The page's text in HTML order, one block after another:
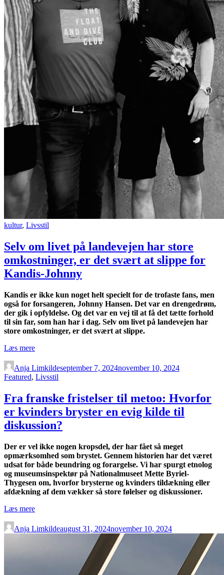
kultur, Livsstil
Selv om livet på landevejen har store
omkostninger, er det svært at slippe for
Kandis-Johnny
Kandis er ikke kun noget helt specielt for de trofaste fans, men
også for forsangeren, Johnny Hansen. Det var en drengedrøm,
der gik i opfyldelse. Og det var en vej til at få det tætte forhold
til sin far, som han har i dag. Selv om livet på landevejen har
store omkostninger, er det svært at slippe.
Læs mere“Selv
livet
på
landevejen
store
omkostninger,
er
det
at
slippe
for
Kandis-
Johnny”
Anja Limkildeseptember 7, 2024november 10, 2024
Featured, Livsstil
Fra franske fristelser til metoo: Hvorfor
er kvinders bryster en evig kilde til
diskussion?
Der er vel ikke nogen kropsdel, der har fået så meget
opmærksomhed som brystet. Gennem historien har det været
udsat for både beundring og forargelse. Vi har spurgt etnolog
og museumsinspektør på Nationalmuseet Mette Byriel-
Thygesen om, hvorfor brysterne og kvinders tildækning eller
afdækning af dem vækker så store følelser og diskussioner.
Læs mere“Fra
fristelser
til
Anja Limkildeaugust 31, 2024november 10, 2024